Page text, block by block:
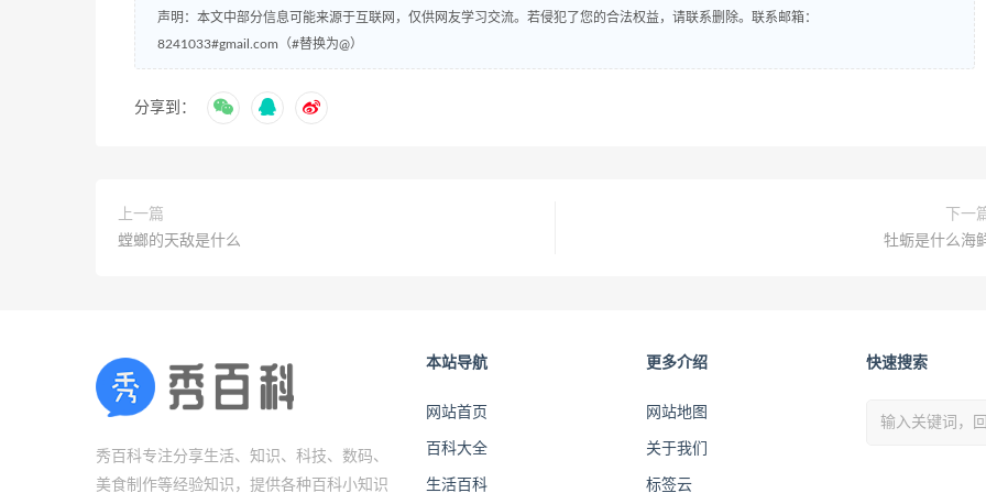
声明：本文中部分信息可能来源于互联网，仅供网友学习交流。若侵犯了您的合法权益，请联系删除。联系邮箱：
8241033#gmail.com（#替换为@）
分享到：
上一篇
螳螂的天敌是什么
下一
牡蛎是什么海
秀百科专注分享生活、知识、科技、数码、
美食制作等经验知识，提供各种百科小知识
本站导航
网站首页
百科大全
生活百科
更多介绍
网站地图
关于我们
标签云
快速搜索